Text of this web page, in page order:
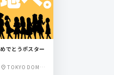
でとうポスター
location_on TOKYO DOME